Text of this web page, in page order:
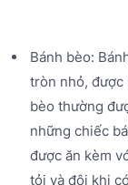
Bánh bèo:
tròn nhỏ, được
bèo thường
những chiếc
được ăn kèm
tỏi và đôi khi